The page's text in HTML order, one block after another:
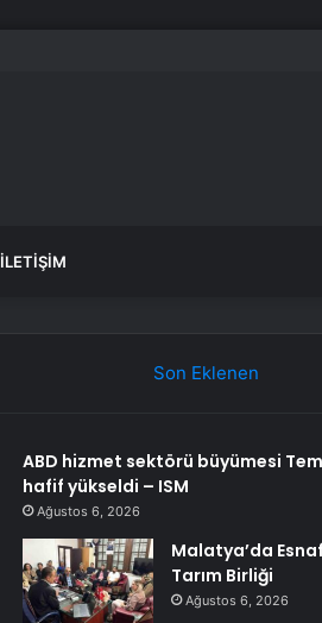
İLETIŞIM
Son Eklenen
ABD hizmet sektörü büyümesi
hafif yükseldi – ISM
Ağustos 6, 2026
Malatya’da
Tarım Birliği
Ağustos 6, 2026